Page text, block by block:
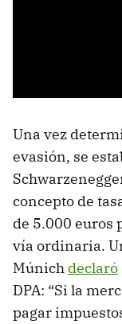
Una vez
evasión, se
concepto de
de 5.000 euros
vía ordinaria.
Múnich declaró
DPA: “Si la
pagar